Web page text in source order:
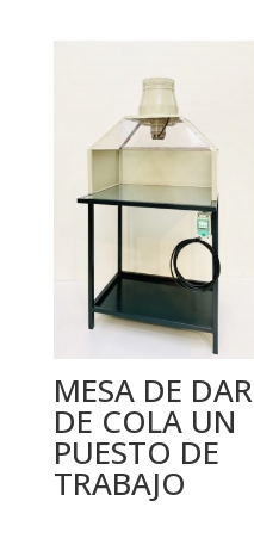
MESA DE DAR
DE COLA UN
PUESTO DE
TRABAJO